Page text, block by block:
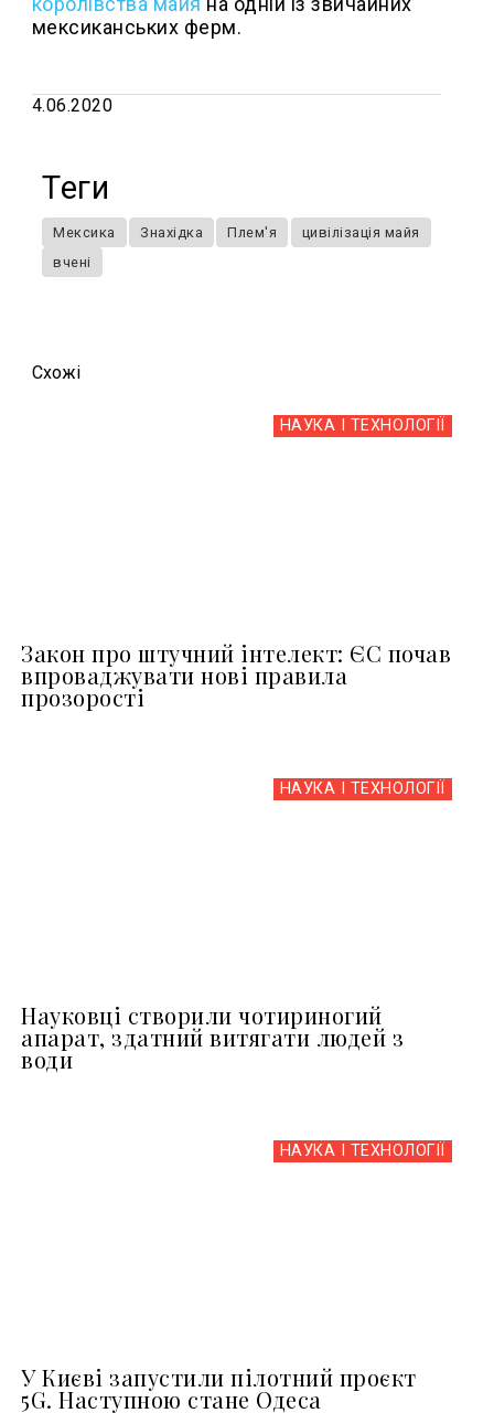
мексиканських ферм.
4.06.2020
Теги
Мексика Знахідка Плем'я
цивілізація майя
вчені
Схожi
НАУКА І ТЕХНОЛОГІЇ
Закон про штучний інтелект: ЄС почав
впроваджувати нові правила
прозорості
НАУКА І ТЕХНОЛОГІЇ
Науковці створили чотириногий
апарат, здатний витягати людей з
води
НАУКА І ТЕХНОЛОГІЇ
У Києві запустили пілотний проєкт
5G. Наступною стане Одеса